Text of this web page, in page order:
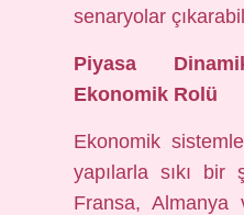
senaryolar
Piyasa
Ekonomik Rolü
Ekonomik
yapılarla sıkı bir
Fransa,